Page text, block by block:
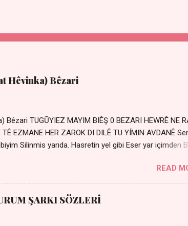
Hêvinka) Bêzari
TUGŪYIEZ MAYIM BIÊŞ 0 BEZARI HEWRÊ NE
EZMANE HER ZAROK DI DILÊ TU YÍMIN AVDANÊ
Silinmis yarıda. Hasretin yel gibi Eser yar içimden
Li dile şevên min Teng e nefes im Adını sayıklar
ve kederli
READ
ŞARKI SÖZLERİ